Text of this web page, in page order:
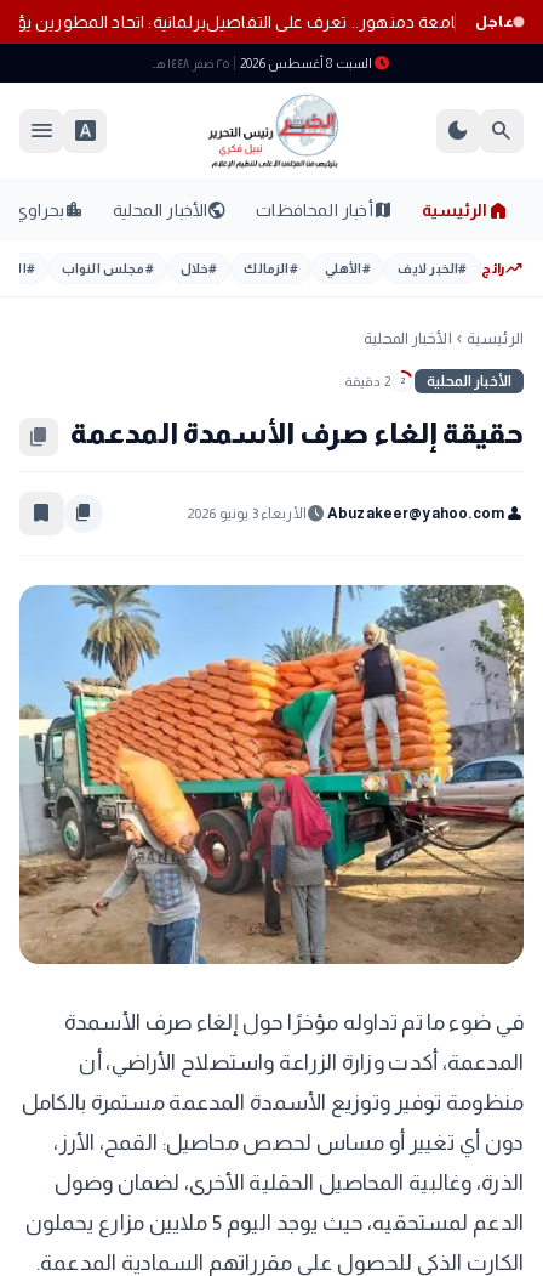
عاجل
أكاديمية بجامعة دمنهور.. تعرف على التفاصيلبرلمانية: اتحاد
schedule السبت 8 أغسطس 2026 ٢٥ صفر ١٤٤٨ هـ
search
dark_mode
font_download
menu
home الرئيسية mapأخبار المحافظات publicالأخبار المحلية location_cityبحراوي
trending_upرائج #الخبر لايف #الأهلي #الزمالك #خلال #مجلس النواب #
الرئيسية chevron_left الأخبار المحلية
الأخبار المحلية 2 2 دقيقة
حقيقة إلغاء صرف الأسمدة المدعمة content_copy
person
Abuzakeer@yahoo.com
schedule الأربعاء 3 يونيو 2026 content_copy
bookmark_border
في ضوء ما تم تداوله مؤخرًا حول إلغاء صرف الأسمدة
المدعمة، أكدت وزارة الزراعة واستصلاح الأراضي، أن
منظومة توفير وتوزيع الأسمدة المدعمة مستمرة بالكامل
دون أي تغيير أو مساس لحصص محاصيل: القمح، الأرز،
الذرة، وغالبية المحاصيل الحقلية الأخرى، لضمان وصول
الدعم لمستحقيه، حيث يوجد اليوم 5 ملايين مزارع يحملون
الكارت الذكي للحصول على مقرراتهم السمادية المدعمة.